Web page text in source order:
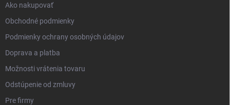
Ako nakupovať
Obchodné podmienky
Podmienky ochrany osobných údajov
Doprava a platba
Možnosti vrátenia tovaru
Odstúpenie od zmluvy
Pre firmy